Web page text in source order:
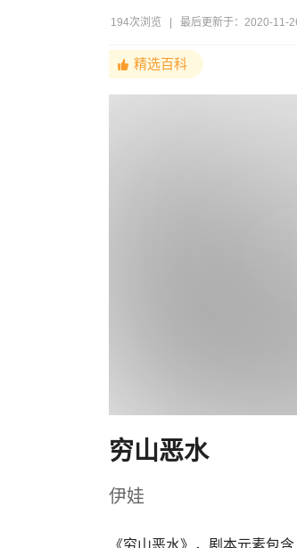
194次浏览 最后更新于：2020-11-
精选百科
穷山恶水
伊娃
《穷山恶水》，剧本元素包